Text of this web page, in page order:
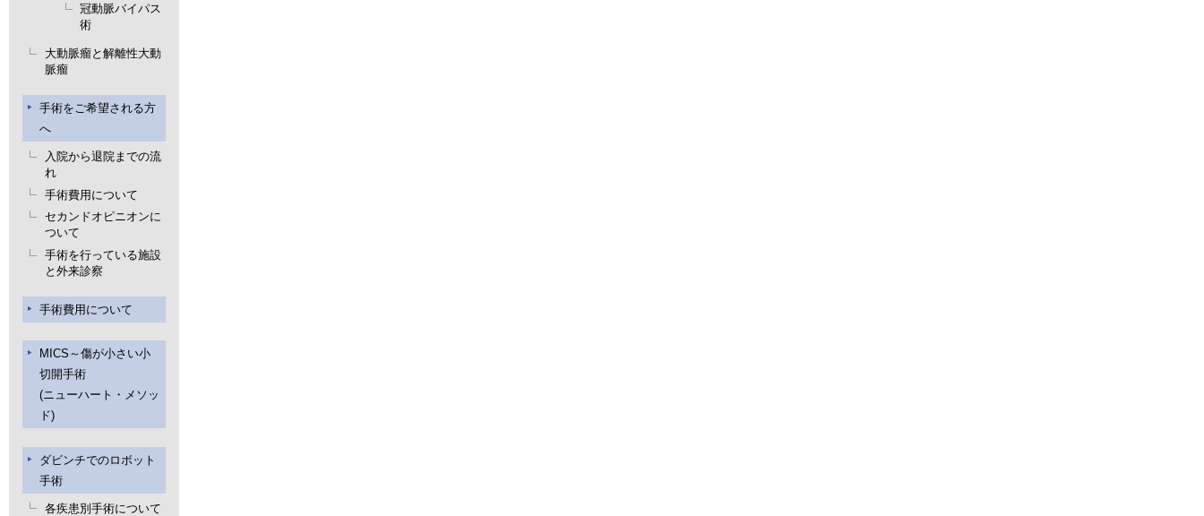
冠動脈バイパス
術
大動脈瘤と解離性大動
脈瘤
手術をご希望される方
へ
入院から退院までの流
れ
手術費用について
セカンドオピニオンに
ついて
手術を行っている施設
と外来診察
手術費用について
MICS～傷が小さい小
切開手術
(ニューハート・メソッ
ド)
ダビンチでのロボット
手術
各疾患別手術について